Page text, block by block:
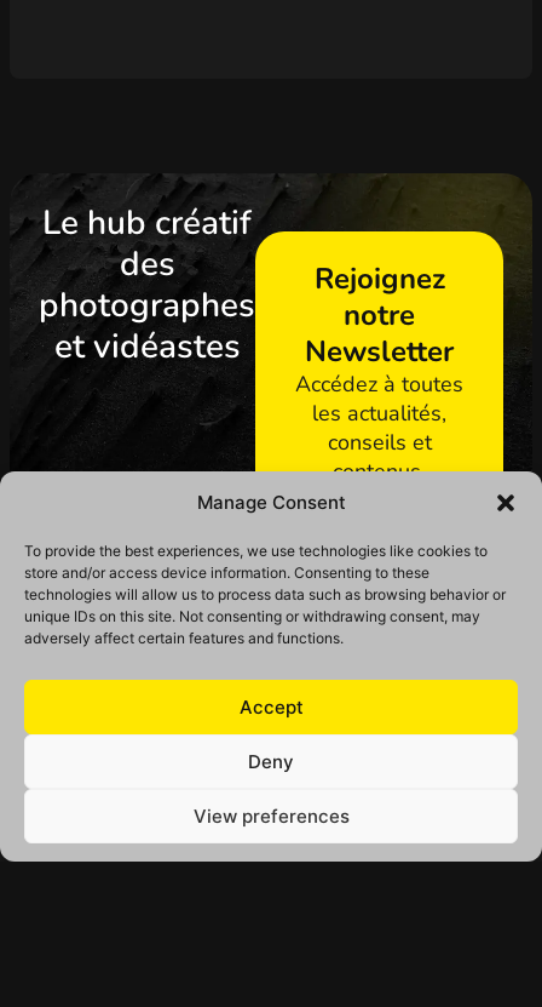
Manage Consent
To provide the best experiences, we use technologies like cookies to
store and/or access device information. Consenting to these
technologies will allow us to process data such as browsing behavior or
unique IDs on this site. Not consenting or withdrawing consent, may
adversely affect certain features and functions.
Accept
Deny
View preferences
Le hub créatif
des
photographes
et vidéastes
Rejoignez
notre
Newsletter
Accédez à toutes
les actualités,
conseils et
contenus.
Français
English